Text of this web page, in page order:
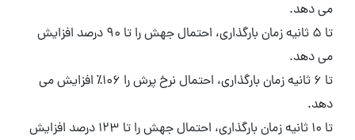
می دهد.
تا 5 ثانیه زمان بارگذاری، احتمال جهش را تا 90 درصد افزایش
می دهد.
تا 6 ثانیه زمان بارگذاری، احتمال نرخ پرش را 106٪ افزایش می
دهد.
تا 10 ثانیه زمان بارگذاری، احتمال جهش را تا 123 درصد افزایش